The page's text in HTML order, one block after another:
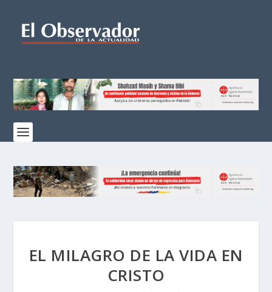
EL MILAGRO DE LA VIDA EN
CRISTO